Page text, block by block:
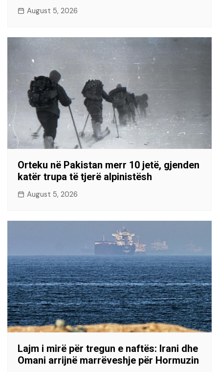
August 5, 2026
Orteku në Pakistan merr 10 jetë, gjenden
katër trupa të tjerë alpinistësh
August 5, 2026
Lajm i mirë për tregun e naftës: Irani dhe
Omani arrijnë marrëveshje për Hormuzin